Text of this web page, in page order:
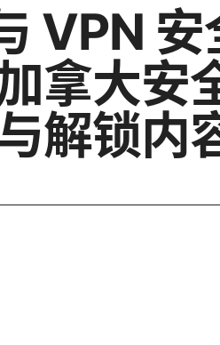
VPN 安
拿大安
解锁内